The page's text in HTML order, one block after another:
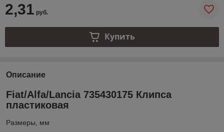
2,31 руб.
Купить
Описание
Fiat/Alfa/Lancia 735430175 Клипса
пластиковая
Размеры, мм